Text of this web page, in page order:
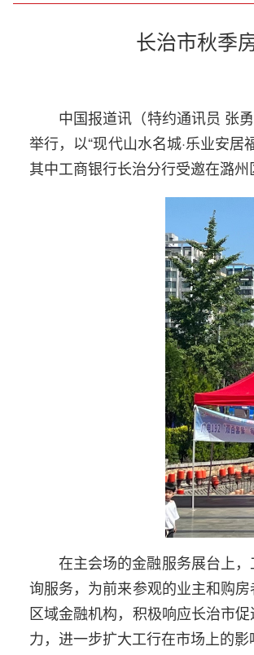
长治市秋季
中国报道讯（特约通讯员 张
举行，以“现代山水名城·乐业安
其中工商银行长治分行受邀在潞
在主会场的金融服务展台上
询服务，为前来参观的业主和购
区域金融机构，积极响应长治市
力，进一步扩大工行在市场上的影